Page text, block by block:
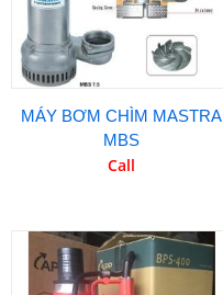
MÁY BƠM CHÌM MASTRA
MBS
Call